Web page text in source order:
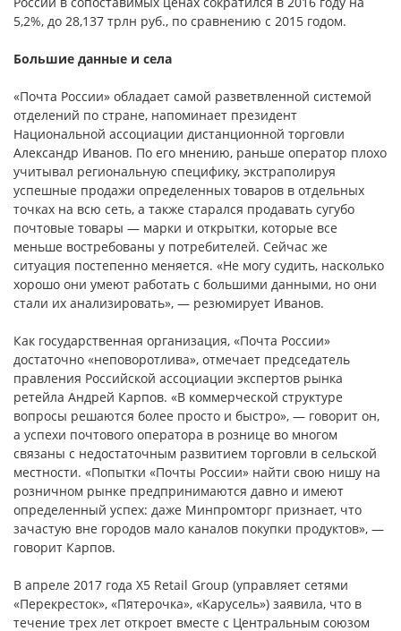
5,2%, до 28,137 трлн руб., по сравнению с 2015 годом.
Большие данные и села
«Почта России» обладает самой разветвленной системой
отделений по стране, напоминает президент
Национальной ассоциации дистанционной торговли
Александр Иванов. По его мнению, раньше оператор плохо
учитывал региональную специфику, экстраполируя
успешные продажи определенных товаров в отдельных
точках на всю сеть, а также старался продавать сугубо
почтовые товары — марки и открытки, которые все
меньше востребованы у потребителей. Сейчас же
ситуация постепенно меняется. «Не могу судить, насколько
хорошо они умеют работать с большими данными, но они
стали их анализировать», — резюмирует Иванов.
Как государственная организация, «Почта России»
достаточно «неповоротлива», отмечает председатель
правления Российской ассоциации экспертов рынка
ретейла Андрей Карпов. «В коммерческой структуре
вопросы решаются более просто и быстро», — говорит он,
а успехи почтового оператора в рознице во многом
связаны с недостаточным развитием торговли в сельской
местности. «Попытки «Почты России» найти свою нишу на
розничном рынке предпринимаются давно и имеют
определенный успех: даже Минпромторг признает, что
зачастую вне городов мало каналов покупки продуктов», —
говорит Карпов.
В апреле 2017 года X5 Retail Group (управляет сетями
«Перекресток», «Пятерочка», «Карусель») заявила, что в
течение трех лет откроет вместе с Центральным союзом